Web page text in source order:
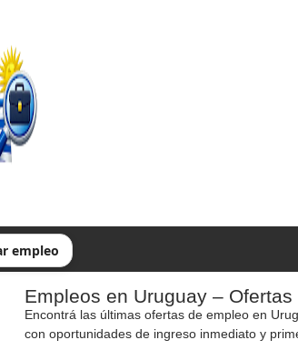
empleo
Empleos en Uruguay –
Encontrá las últimas ofertas de empleo en
con oportunidades de ingreso inmediato y